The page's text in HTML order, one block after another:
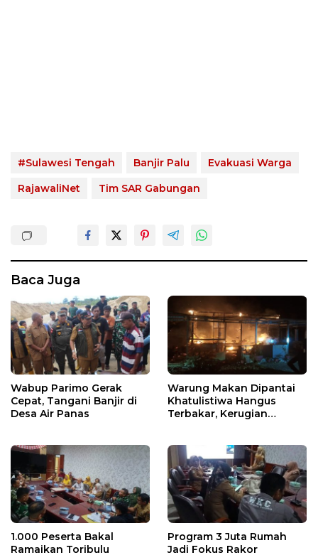
#Sulawesi Tengah Banjir Palu
Evakuasi Warga
RajawaliNet
Tim SAR Gabungan
Baca Juga
Wabup Parimo Gerak
Cepat, Tangani Banjir di
Desa Air Panas
Warung Makan Dipantai
Khatulistiwa Hangus
Terbakar, Kerugian
1.000 Peserta Bakal
Ramaikan Toribulu
Program 3 Juta Rumah
Jadi Fokus Rakor